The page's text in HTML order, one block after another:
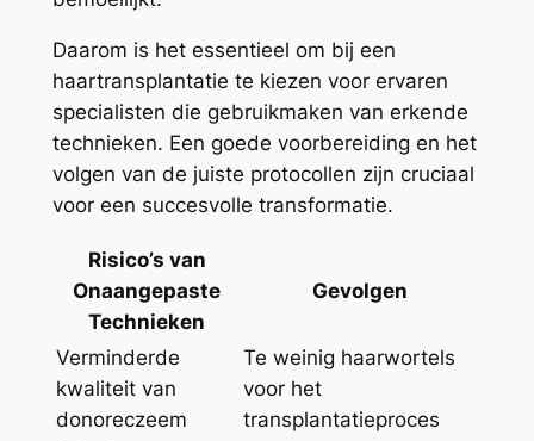
Daarom is het essentieel om bij een
haartransplantatie te kiezen voor ervaren
specialisten die gebruikmaken van erkende
technieken. Een goede voorbereiding en het
volgen van de juiste protocollen zijn cruciaal
voor een succesvolle transformatie.
Risico’s van
Onaangepaste
Technieken
Gevolgen
Verminderde
kwaliteit van
donoreczeem
Te weinig haarwortels
voor het
transplantatieproces